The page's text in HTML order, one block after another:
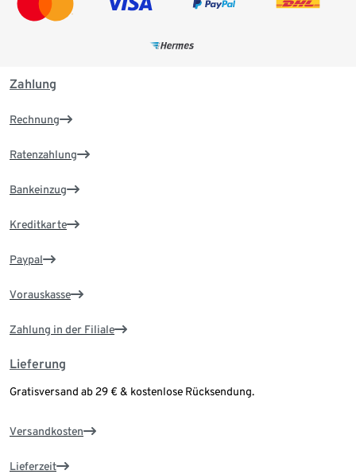
Zahlung
Rechnung
Ratenzahlung
Bankeinzug
Kreditkarte
Paypal
Vorauskasse
Zahlung in der Filiale
Lieferung
Gratisversand ab 29 € & kostenlose Rücksendung.
Versandkosten
Lieferzeit